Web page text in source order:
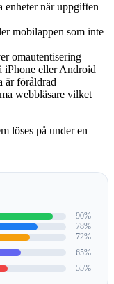
enheter när uppgiften
mobilappen som inte
omautentisering
iPhone eller Android
är föråldrad
webbläsare vilket
löses på under en
90%
78%
72%
65%
55%